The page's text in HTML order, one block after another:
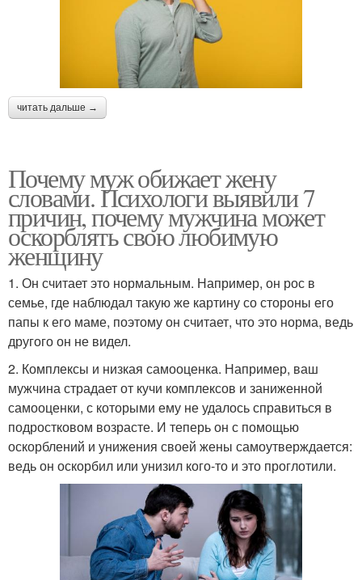
читать дальше →
Почему муж обижает жену
словами. Психологи выявили 7
причин, почему мужчина может
оскорблять свою любимую
женщину
1. Он считает это нормальным. Например, он рос в
семье, где наблюдал такую же картину со стороны его
папы к его маме, поэтому он считает, что это норма, ведь
другого он не видел.
2. Комплексы и низкая самооценка. Например, ваш
мужчина страдает от кучи комплексов и заниженной
самооценки, с которыми ему не удалось справиться в
подростковом возрасте. И теперь он с помощью
оскорблений и унижения своей жены самоутверждается:
ведь он оскорбил или унизил кого-то и это проглотили.